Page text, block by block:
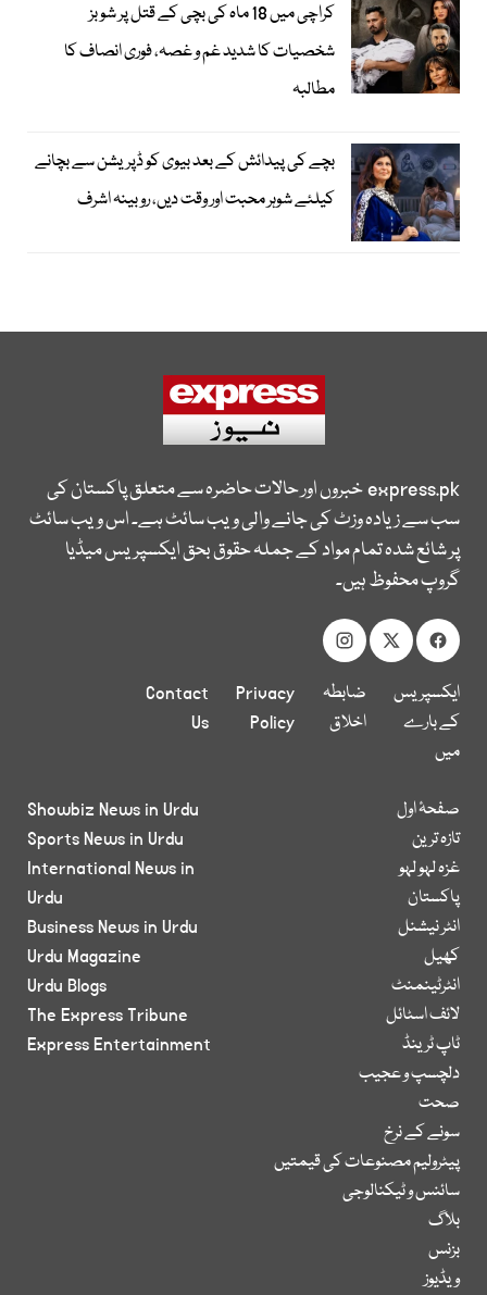
کراچی میں 18 ماہ کی بچی کے قتل پر شوبز
شخصیات کا شدید غم و غصہ، فوری انصاف کا
مطالبہ
بچے کی پیدائش کے بعد بیوی کو ڈپریشن سے بچانے
کیلئے شوہر محبت اور وقت دیں، روبینہ اشرف
express.pkخبروں اور حالات حاضرہ سے متعلق پاکستان کی
سب سے زیادہ وزٹ کی جانے والی ویب سائٹ ہے۔ اس ویب سائٹ
پر شائع شدہ تمام مواد کے جملہ حقوق بحق ایکسپریس میڈیا
گروپ محفوظ ہیں۔
ایکسپریس
کے بارے
میں
ضابطہ
اخلاق
Privacy
Policy
Contact
Us
صفحۂ اول
تازہ ترین
غزہ لہو لہو
پاکستان
انٹر نیشنل
کھیل
انٹرٹینمنٹ
لائف اسٹائل
ٹاپ ٹرینڈ
دلچسپ و عجیب
صحت
سونے کے نرخ
پیٹرولیم مصنوعات کی قیمتیں
سائنس و ٹیکنالوجی
بلاگ
بزنس
ویڈیوز
Showbiz News in Urdu
Sports News in Urdu
International News in
Urdu
Business News in Urdu
Urdu Magazine
Urdu Blogs
The Express Tribune
Express Entertainment